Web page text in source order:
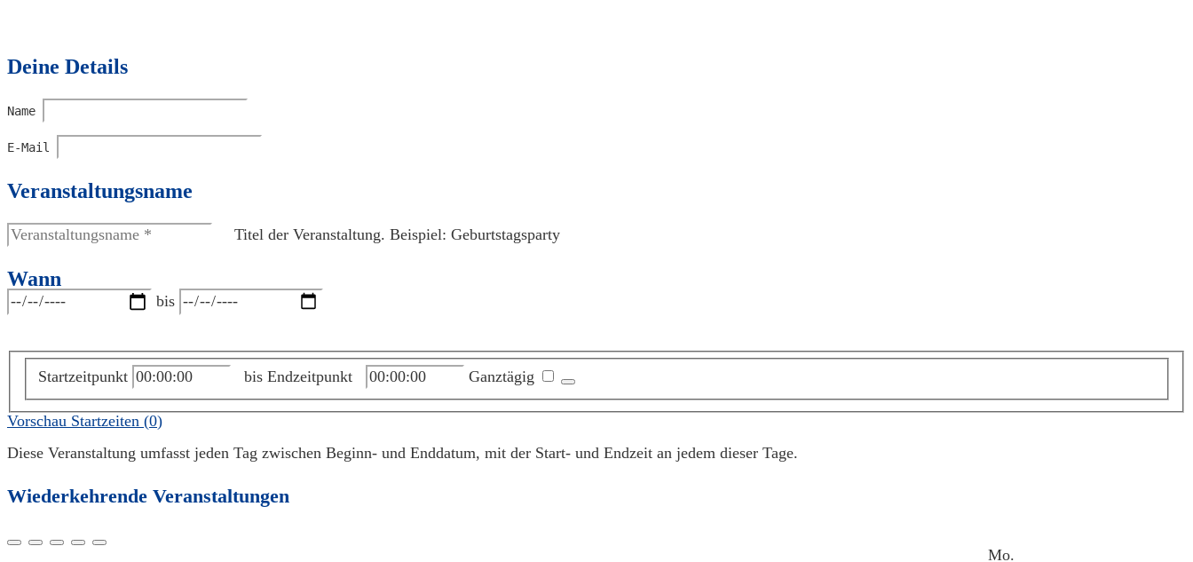
Deine Details
Name
E-Mail
Veranstaltungsname
Titel der Veranstaltung. Beispiel: Geburtstagsparty
Wann
bis
Startzeitpunkt bis Endzeitpunkt Ganztägig
Vorschau Startzeiten (0)
Diese Veranstaltung umfasst jeden Tag zwischen Beginn- und Enddatum, mit der Start- und Endzeit an jedem dieser Tage.
Wiederkehrende Veranstaltungen